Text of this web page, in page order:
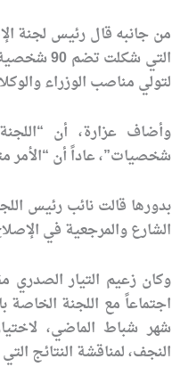
من جانبه قال رئيس لجنة
التي
لتولي مناصب الوزراء
شخصيات”، عاداً أن “الأمر
بدورها قالت نائب رئيس
الشارع والمرجعية في
وكان زعيم التيار الصدري
شهر شباط الماضي،
النجف، لمناقشة النتائج